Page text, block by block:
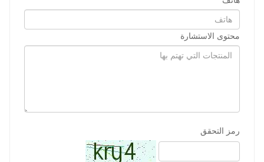
محتوى الاستشارة
رمز التحقق